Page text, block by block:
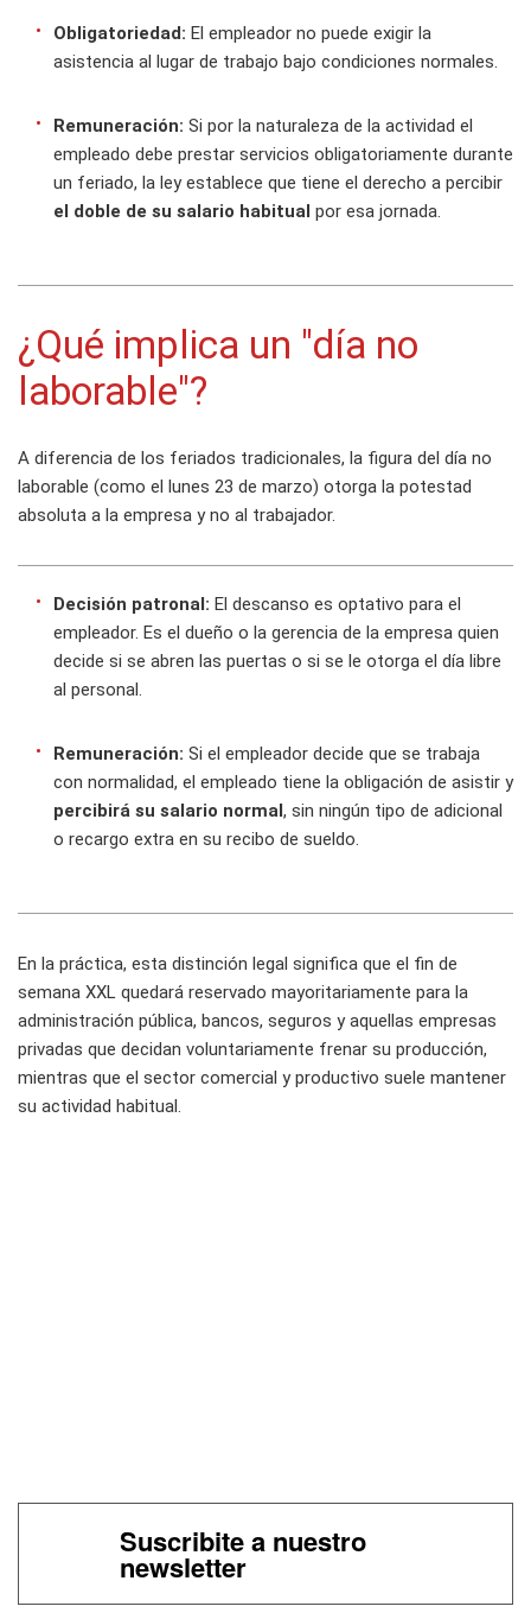
Obligatoriedad: El empleador no puede exigir la
asistencia al lugar de trabajo bajo condiciones normales.
Remuneración: Si por la naturaleza de la actividad el
empleado debe prestar servicios obligatoriamente durante
un feriado, la ley establece que tiene el derecho a percibir
el doble de su salario habitual por esa jornada.
¿Qué implica un "día no
laborable"?
A diferencia de los feriados tradicionales, la figura del día no
laborable (como el lunes 23 de marzo) otorga la potestad
absoluta a la empresa y no al trabajador.
Decisión patronal: El descanso es optativo para el
empleador. Es el dueño o la gerencia de la empresa quien
decide si se abren las puertas o si se le otorga el día libre
al personal.
Remuneración: Si el empleador decide que se trabaja
con normalidad, el empleado tiene la obligación de asistir y
percibirá su salario normal, sin ningún tipo de adicional
o recargo extra en su recibo de sueldo.
En la práctica, esta distinción legal significa que el fin de
semana XXL quedará reservado mayoritariamente para la
administración pública, bancos, seguros y aquellas empresas
privadas que decidan voluntariamente frenar su producción,
mientras que el sector comercial y productivo suele mantener
su actividad habitual.
Suscribite a nuestro
newsletter